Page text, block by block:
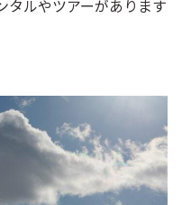
タルやツアーがあります